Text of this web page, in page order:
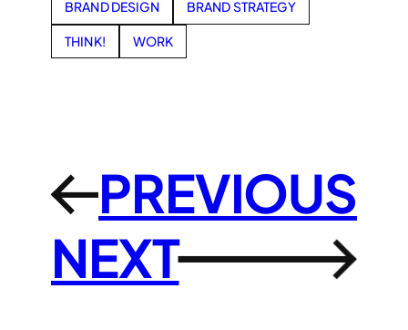
BRAND DESIGN BRAND STRATEGY
THINK! WORK
←PREVIOUS
NEXT
→